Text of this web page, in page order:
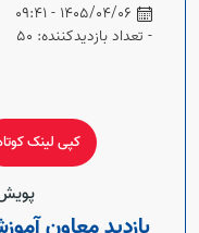
1405/04/06 - 09:41
- تعداد بازدیدکننده: 50
پویش
کپی لینک